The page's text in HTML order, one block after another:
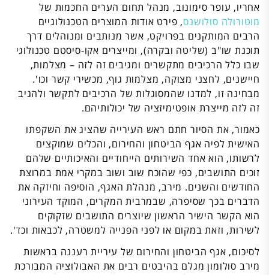
אחריו, עופר סימונוב, מנהל תחום הערים החכמות של
מוטורולה סולושנס, פירט אודות המוצרים הטכנולוגיים
הרבים המותקנים בפרויקט, אשר מנותבים ומנוהלים דרך
תוכנת שו"ב (שליטה ובקרה), ומייצרים אקו-סיסטם טכנולוגי
שבו כלל הרכיבים מתקשרים ומגיבים זה לזה – מצלמות,
חיישנים, לחצני מצוקה, מצלמות גוף, מכשירי קשר וכו'.
מבחינה זו, למדנו שהמסוגלות של הרכיבים לתקשר ולהגיב
זה לזה מייצרת אופטימיזציה של יכולותיהם.
כאמור, את הסיור חתם ראש העירייה שהציג את השקפתו
האישית לפיה אגף הביטחון והחירום, והכלים שמוקצים
לרשותו, הוא אחד השירותים הייחודיים והאיכותיים שלהם
זוכים התושבים, כפי שהוכח שוב ושוב במקרי אמת במרוצת
החודשים והשנים. מירב, מנהלת האגף, הוסיפה וחיזקה את
הדברים בכך שסיפרה, שבמרבית המקרים, המוקד העירוני
הוא הקשר הישיר הראשון שיוצרים התושבים שזקוקים
לשירות, וזאת במקום או לפני הפנייה למשטרה, לכבאות וכד'.
לסיכום, אגף הביטחון והחירום של עיריית רעננה בראשות
מירב סולומון מגלם בהיבטים רבים את האבולוציה המבורכת